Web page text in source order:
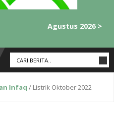
Agustus 2026 >
Infaq / Listrik Oktober 2022